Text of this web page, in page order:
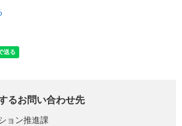
るお問い合わせ先
ョン推進課